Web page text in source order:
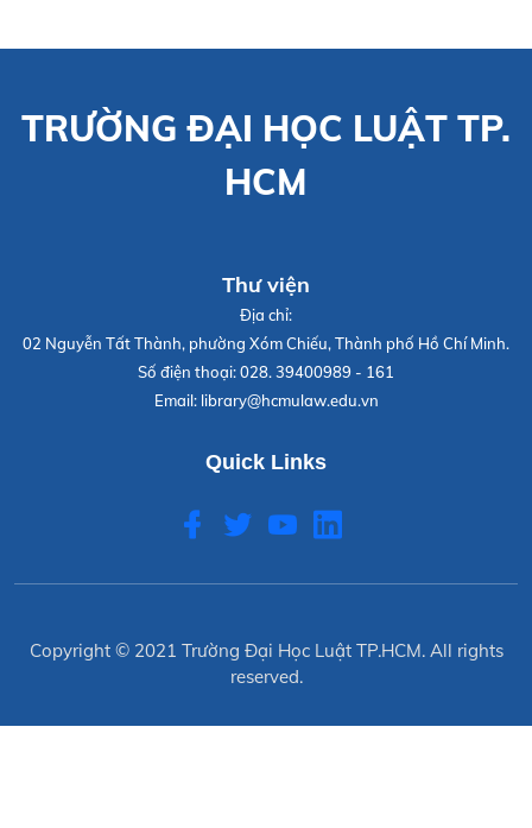
TRƯỜNG ĐẠI HỌC LUẬT TP.
HCM
Thư viện
Địa chỉ:
02 Nguyễn Tất Thành, phường Xóm Chiếu, Thành phố Hồ Chí Minh.
Số điện thoại:028. 39400989 - 161
Email: library@hcmulaw.edu.vn
Quick Links
Copyright © 2021 Trường Đại Học Luật TP.HCM. All rights
reserved.